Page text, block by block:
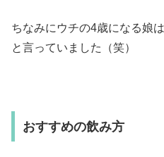
ちなみにウチの4歳になる娘
と言っていました（笑）
おすすめの飲み方